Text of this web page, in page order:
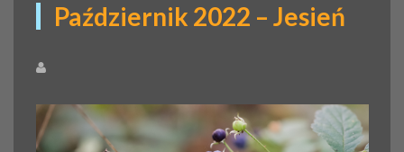
Październik 2022 – Jesień